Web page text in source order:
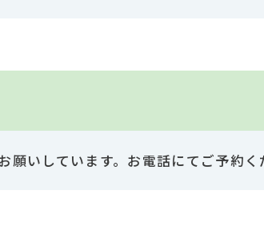
願いしています。お電話にてご予約く